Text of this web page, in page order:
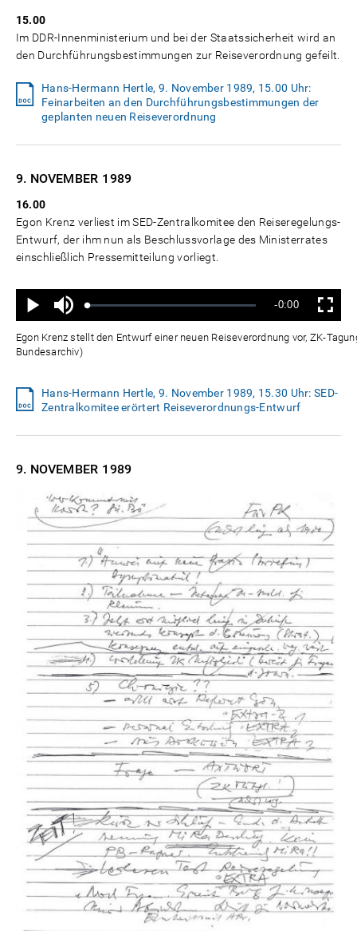
15.00
Im DDR-Innenministerium und bei der Staatssicherheit wird an
den Durchführungsbestimmungen zur Reiseverordnung gefeilt.
Hans-Hermann Hertle, 9. November 1989, 15.00 Uhr:
Feinarbeiten an den Durchführungsbestimmungen der
geplanten neuen Reiseverordnung
9. NOVEMBER 1989
16.00
Egon Krenz verliest im SED-Zentralkomitee den Reiseregelungs-
Entwurf, der ihm nun als Beschlussvorlage des Ministerrates
einschließlich Pressemitteilung vorliegt.
Wiedergabe
Ton
aus
Geladen:
Status:
Verbleibende
Zeit
-0:00 Vollbild
Egon Krenz stellt den Entwurf einer neuen Reiseverordnung vor, ZK-
Bundesarchiv)
Hans-Hermann Hertle, 9. November 1989, 15.30 Uhr: SED-
Zentralkomitee erörtert Reiseverordnungs-Entwurf
9. NOVEMBER 1989